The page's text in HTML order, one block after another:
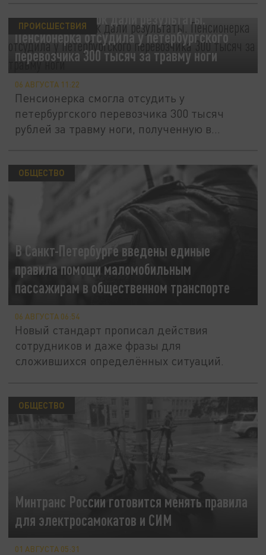
Три года попыток дали результаты.
Пенсионерка отсудила у петербургского
перевозчика 300 тысяч за травму ноги
ПРОИСШЕСТВИЯ
06 АВГУСТА 11:22
Пенсионерка смогла отсудить у
петербургского перевозчика 300 тысяч
рублей за травму ноги, полученную в...
В Санкт-Петербурге введены единые
правила помощи маломобильным
пассажирам в общественном транспорте
ОБЩЕСТВО
06 АВГУСТА 06:54
Новый стандарт прописал действия
сотрудников и даже фразы для
сложившихся определённых ситуаций.
Минтранс России готовится менять правила
для электросамокатов и СИМ
ОБЩЕСТВО
01 АВГУСТА 05:31